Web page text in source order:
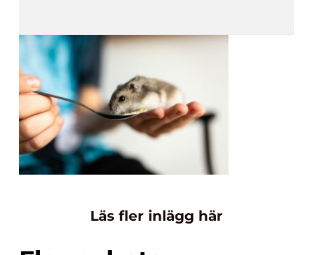
Läs fler inlägg här